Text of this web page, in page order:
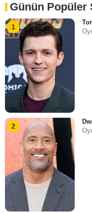
Günün Popüler
1
2